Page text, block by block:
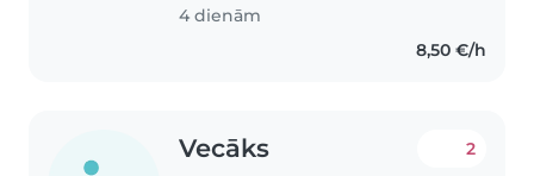
4 dienām
8,50 €/h
Vecāks 2